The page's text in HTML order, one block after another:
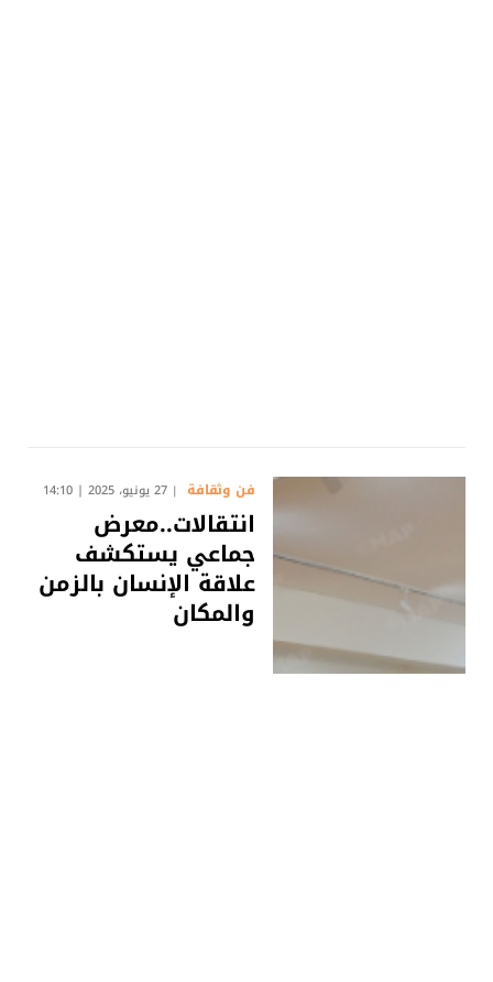
فن وثقافة 27 يونيو، 2025 | 14:10
انتقالات..معرض
جماعي يستكشف
علاقة الإنسان بالزمن
والمكان